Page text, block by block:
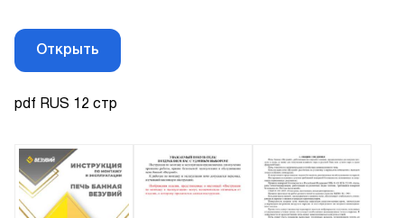
Открыть
pdf RUS 12 стр